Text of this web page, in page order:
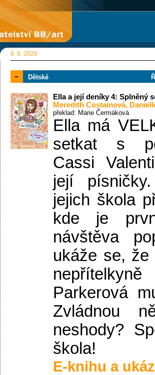
8. 8. 2026
Dětské
Ella a její deníky 4: Splněný
Meredith Costainová,
překlad: Marie Čermáková
Ella má
setkat s
Cassi
její
jejich škola
kde je
návštěva
ukáže se,
Parkerová
Zvládnou
neshody?
škola!
E-knihu a